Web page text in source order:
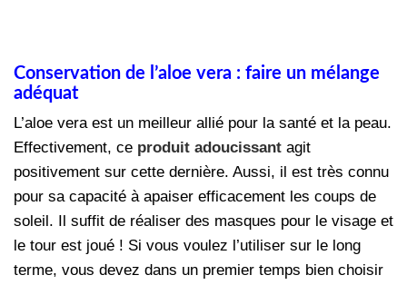
Conservation de l’aloe vera : faire un mélange
adéquat
L’aloe vera est un meilleur allié pour la santé et la peau.
Effectivement, ce produit adoucissant agit
positivement sur cette dernière. Aussi, il est très connu
pour sa capacité à apaiser efficacement les coups de
soleil. Il suffit de réaliser des masques pour le visage et
le tour est joué ! Si vous voulez l’utiliser sur le long
terme, vous devez dans un premier temps bien choisir